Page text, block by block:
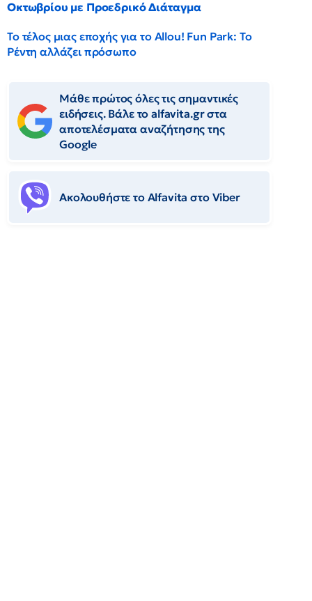
Οκτωβρίου με Προεδρικό Διάταγμα
Το τέλος μιας εποχής για το Allou! Fun Park: Το
Ρέντη αλλάζει πρόσωπο
Μάθε πρώτος όλες τις σημαντικές
ειδήσεις. Βάλε το alfavita.gr στα
αποτελέσματα αναζήτησης της
Google
Ακολουθήστε το Αlfavita στο Viber